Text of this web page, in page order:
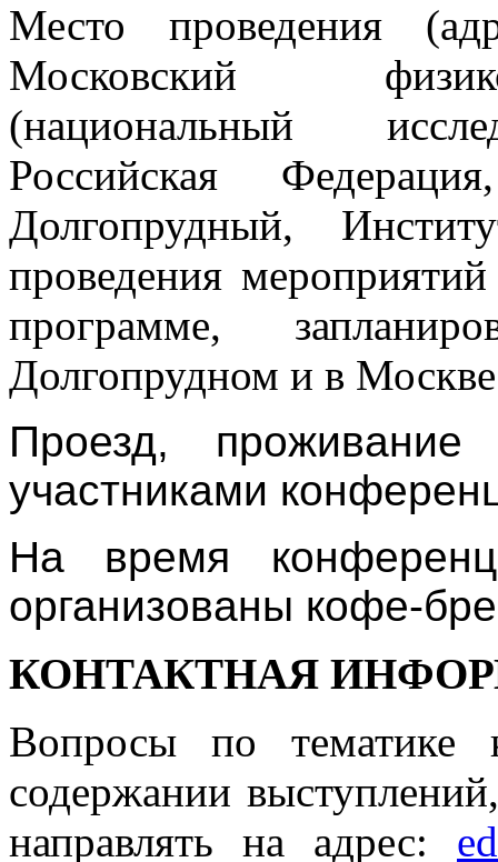
Место проведения
Московский
(национальный
Российская
Долгопрудный,
проведения
программе,
Долгопрудном и в
Проезд,
участниками
На время
организованы кофе-
КОНТАКТНАЯ
Вопросы по тематике
содержании
направлять на адрес: